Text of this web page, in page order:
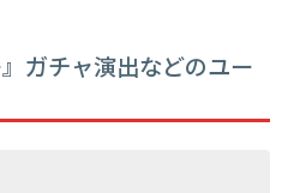
ガチャ演出などのユー